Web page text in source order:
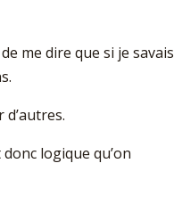
me dire que si je savais
logique qu’on